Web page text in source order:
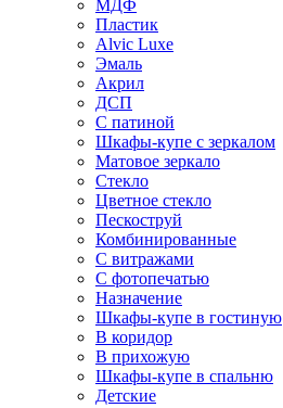
МДФ
Пластик
Alvic Luxe
Эмаль
Акрил
ДСП
С патиной
Шкафы-купе с зеркалом
Матовое зеркало
Стекло
Цветное стекло
Пескоструй
Комбинированные
С витражами
С фотопечатью
Назначение
Шкафы-купе в гостиную
В коридор
В прихожую
Шкафы-купе в спальню
Детские